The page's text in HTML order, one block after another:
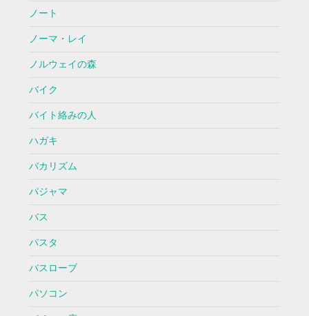
ノート
ノーマ・レイ
ノルウェイの森
バイク
バイト絡みの人
ハガキ
バカリズム
パジャマ
バス
パスタ
バスローブ
パソコン